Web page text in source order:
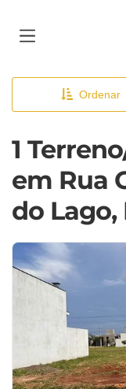
Ordenar
1
em Rua
do Lago,